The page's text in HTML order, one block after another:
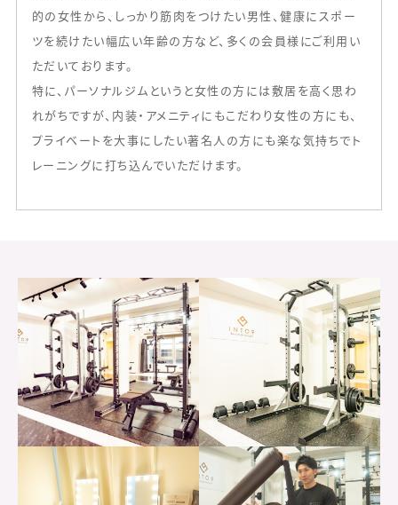
的の女性から、しっかり筋肉をつけたい男性、健康にスポー
ツを続けたい幅広い年齢の方など、多くの会員様にご利用い
ただいております。
特に、パーソナルジムというと女性の方には敷居を高く思わ
れがちですが、内装・アメニティにもこだわり女性の方にも、
プライベートを大事にしたい著名人の方にも楽な気持ちでト
レーニングに打ち込んでいただけます。